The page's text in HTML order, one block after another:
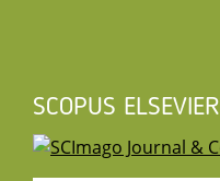
SCOPUS ELSEVIER